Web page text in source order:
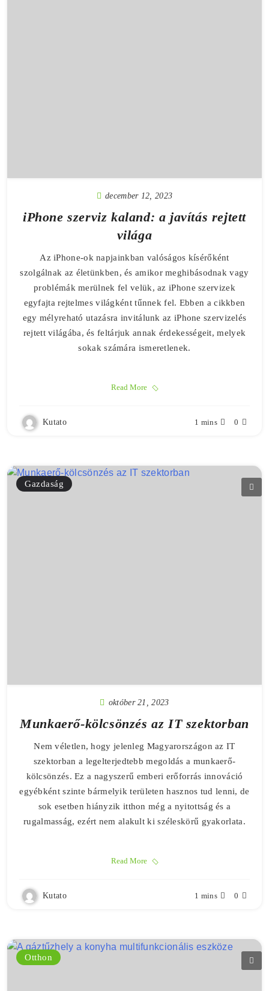
december 12, 2023
iPhone szerviz kaland: a javítás rejtett
világa
Az iPhone-ok napjainkban valóságos kísérőként
szolgálnak az életünkben, és amikor meghibásodnak vagy
problémák merülnek fel velük, az iPhone szervizek
egyfajta rejtelmes világként tűnnek fel. Ebben a cikkben
egy mélyreható utazásra invitálunk az iPhone szervizelés
rejtett világába, és feltárjuk annak érdekességeit, melyek
sokak számára ismeretlenek.
Read More
Kutato 1 mins 0
Gazdaság
október 21, 2023
Munkaerő-kölcsönzés az IT szektorban
Nem véletlen, hogy jelenleg Magyarországon az IT
szektorban a legelterjedtebb megoldás a munkaerő-
kölcsönzés. Ez a nagyszerű emberi erőforrás innováció
egyébként szinte bármelyik területen hasznos tud lenni, de
sok esetben hiányzik itthon még a nyitottság és a
rugalmasság, ezért nem alakult ki széleskörű gyakorlata.
Read More
Kutato 1 mins 0
Otthon